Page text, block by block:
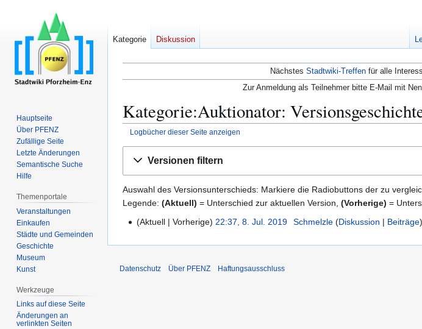
Nächstes Stadtwiki-Treffen für alle
Zur Anmeldung als Teilnehmer bitte E-Mail mit
Kategorie:Auktionator:
Logbücher dieser Seite anzeigen
Navigation
Suche
Versionen filtern
Auswahl des Versionsunterschieds: Markiere die Radiobuttons der zu
Legende: (Aktuell) = Unterschied zur aktuellen Version, (Vorherige) =
u
Aktuell Vorherige 22:37, 8. Jul. 2019 Schmelzle Diskussion Beiträge
Kategorie Diskussion
Hauptseite
Über PFENZ
Zufällige Seite
Letzte Änderungen
Semantische Suche
Hilfe
Themenportale
Veranstaltungen
Einkaufen
Städte und Gemeinden
Geschichte
Museum
Kunst
Werkzeuge
Links auf diese Seite
Änderungen an
verlinkten Seiten
Datenschutz Über PFENZ Haftungsausschluss